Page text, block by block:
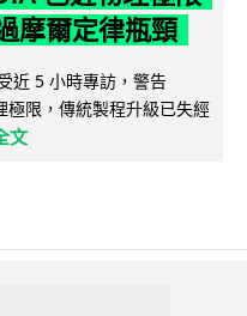
摩爾定律瓶頸
近 5 小時專訪，警告
限，傳統製程升級已失經
文